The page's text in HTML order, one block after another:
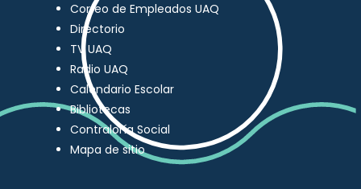
Correo de Empleados UAQ
Directorio
TV UAQ
Radio UAQ
Calendario Escolar
Bibliotecas
Contraloría Social
Mapa de sitio